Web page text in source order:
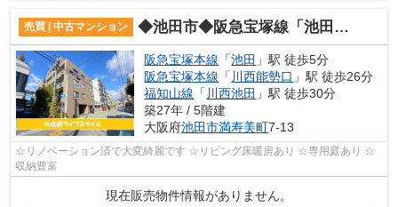
売買 | 中古マンション ◆池田市◆阪急宝塚線「池田駅」徒歩5分♪リフォーム済◆アドリーム池田満寿美町◆
阪急宝塚本線 「池田 」駅 徒歩5分
阪急宝塚本線 「 川西能勢口 」駅 徒歩26分
福知山線 「 川西池田 」駅 徒歩30分
築27年 / 5階建
大阪府池田市満寿美町7-13
☆リノベーション済で大変綺麗です ☆リビング床暖房あり ☆専用庭あり ☆
収納豊富
現在販売物件情報がありません。